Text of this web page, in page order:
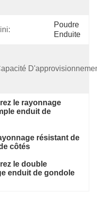
Poudre
Enduite
le rayonnage
enduit de
résistant de
côtés
le double
enduit de gondole